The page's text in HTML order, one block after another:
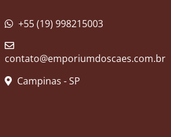
+55 (19) 998215003
contato@emporiumdoscaes.com.br
Campinas - SP